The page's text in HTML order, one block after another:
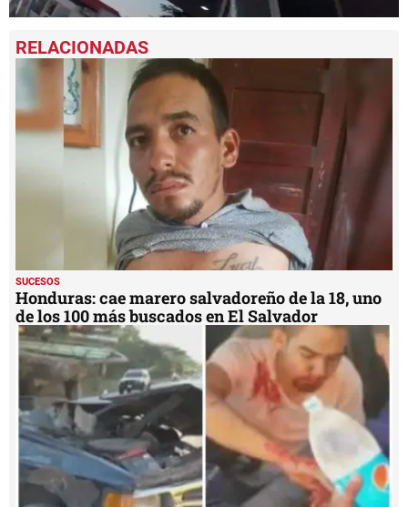
seconds
of
SUCESOS
Honduras: cae marero salvadoreño de la 18, uno
de los 100 más buscados en El Salvador